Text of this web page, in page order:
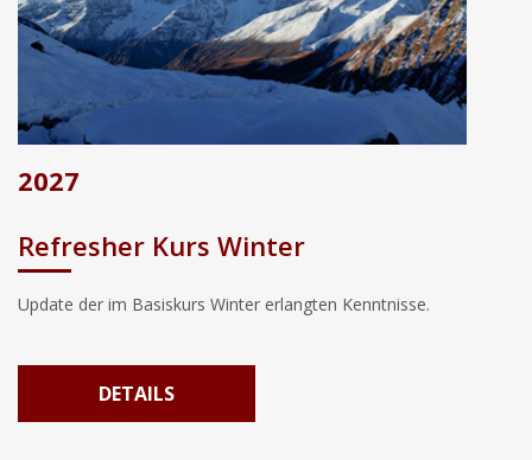
2027
Refresher Kurs Winter
Update der im Basiskurs Winter erlangten Kenntnisse.
DETAILS